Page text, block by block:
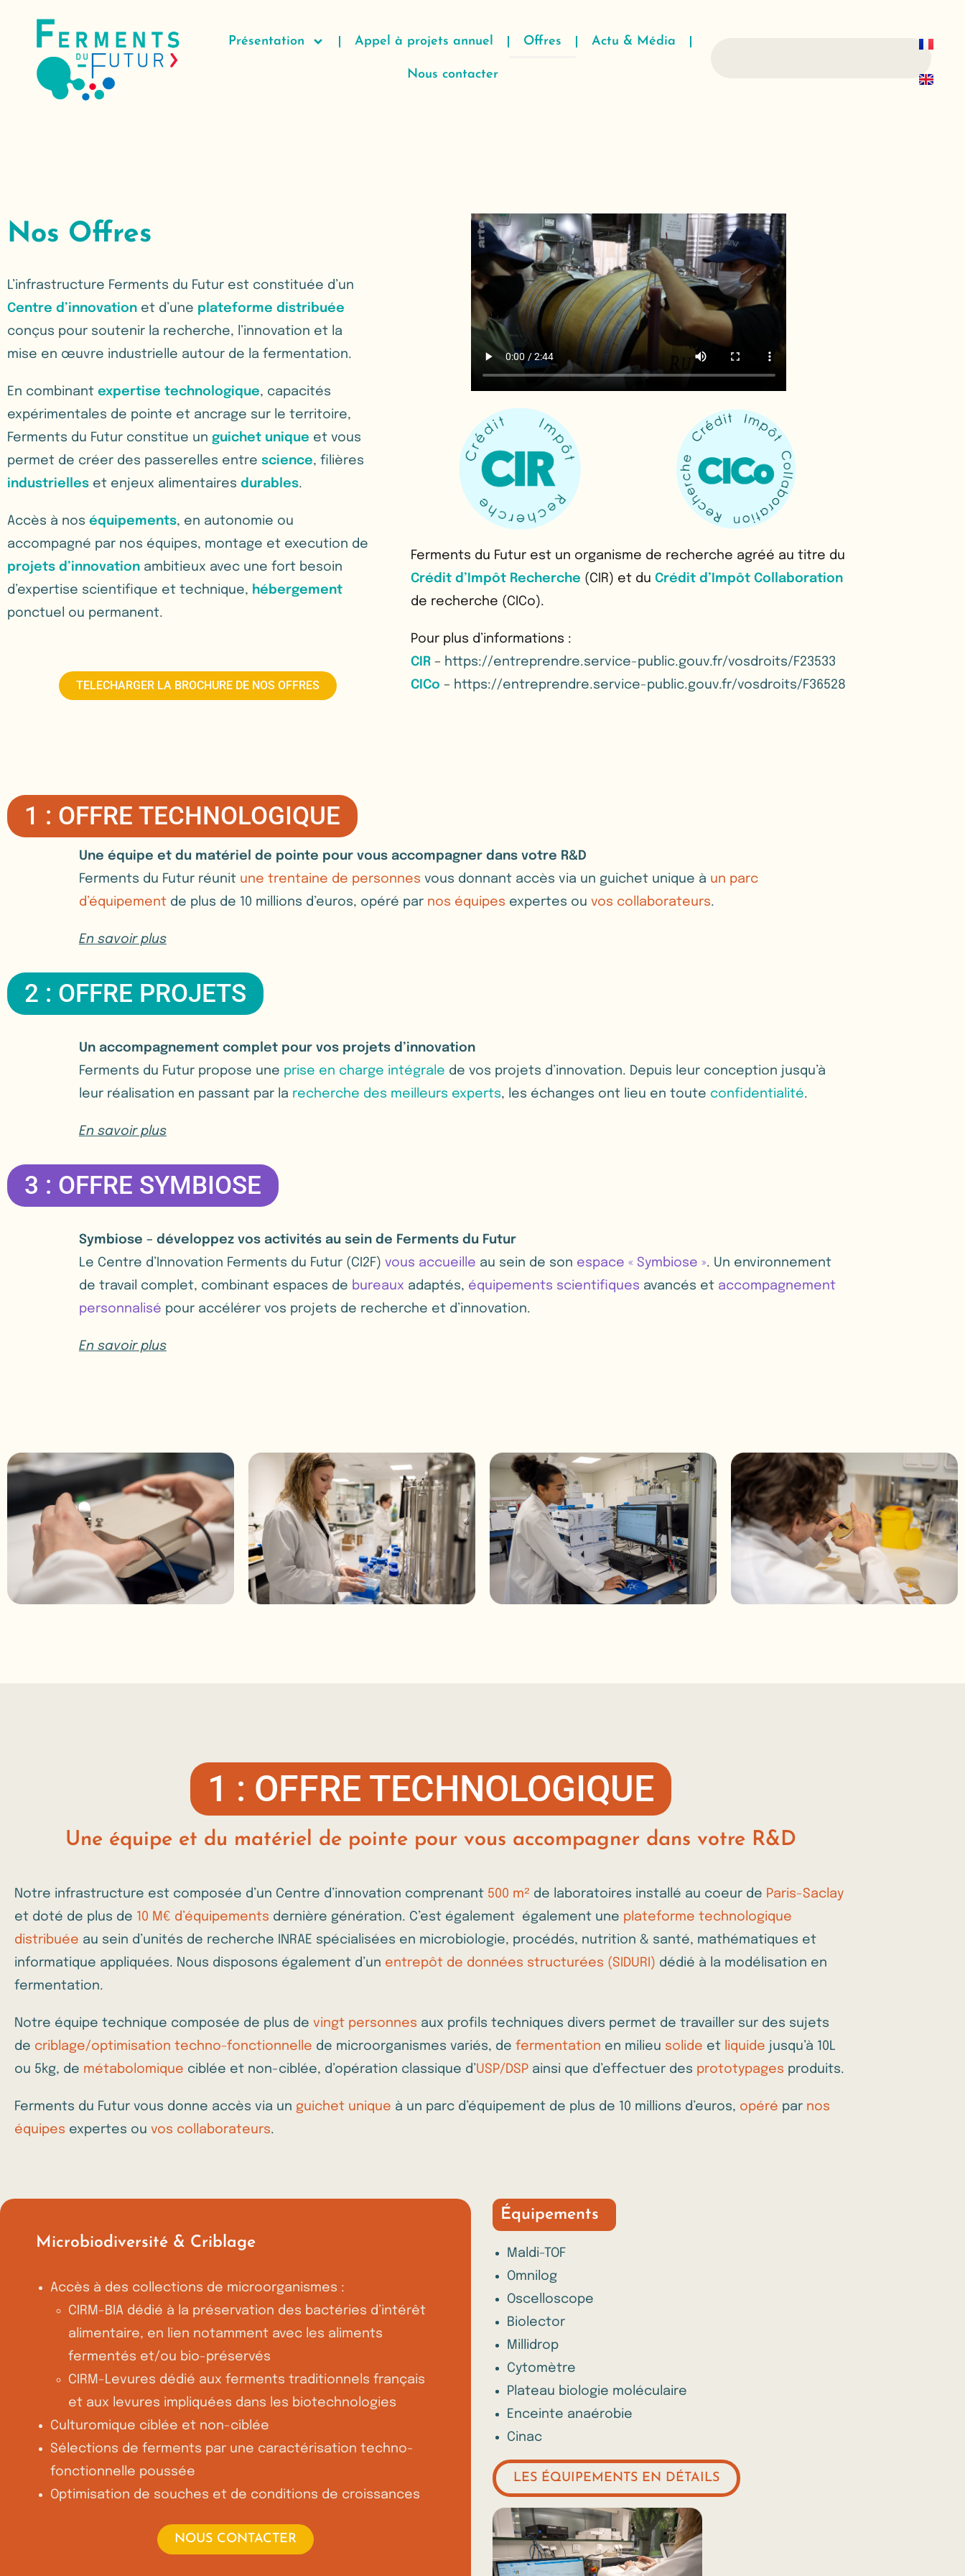
Présentation Appel à projets annuel Offres Actu & Média
Nous contacter
Nos Offres
L’infrastructure Ferments du Futur est constituée d’un
Centre d’innovation et d’une plateforme distribuée
conçus pour soutenir la recherche, l’innovation et la
mise en œuvre industrielle autour de la fermentation.
En combinant expertise technologique, capacités
expérimentales de pointe et ancrage sur le territoire,
Ferments du Futur constitue un guichet unique et vous
permet de créer des passerelles entre science, filières
industrielles et enjeux alimentaires durables.
Accès à nos équipements, en autonomie ou
accompagné par nos équipes, montage et execution de
projets d’innovation ambitieux avec une fort besoin
d’expertise scientifique et technique, hébergement
ponctuel ou permanent.
TELECHARGER LA BROCHURE DE NOS OFFRES
Ferments du Futur est un organisme de recherche agréé au titre du
Crédit d’Impôt Recherche (CIR) et du Crédit d’Impôt Collaboration
de recherche (CICo).
Pour plus d’informations :
CIR– https://entreprendre.service-public.gouv.fr/vosdroits/F23533
CICo – https://entreprendre.service-public.gouv.fr/vosdroits/F36528
1 : OFFRE TECHNOLOGIQUE
Une équipe et du matériel de pointe pour vous accompagner dans votre R&D
Ferments du Futur réunit une trentaine de personnes vous donnant accès via un guichet unique à un parc
d’équipementde plus de 10 millions d’euros, opéré parnos équipes expertes ou vos collaborateurs.
En savoir plus
2 : OFFRE PROJETS
Un accompagnement complet pour vos projets d’innovation
Ferments du Futur propose une prise en charge intégrale de vos projets d’innovation. Depuis leur conception jusqu’à
leur réalisation en passant par la recherche des meilleurs experts, les échanges ont lieu en toute confidentialité.
En savoir plus
3 : OFFRE SYMBIOSE
Symbiose – développez vos activités au sein de Ferments du Futur
Le Centre d’Innovation Ferments du Futur (CI2F) vous accueille au sein de son espace « Symbiose ». Un environnement
de travail complet, combinant espaces de bureaux adaptés, équipements scientifiques avancés et accompagnement
personnalisé pour accélérer vos projets de recherche et d’innovation.
En savoir plus
1 : OFFRE TECHNOLOGIQUE
Une équipe et du matériel de pointe pour vous accompagner dans votre R&D
Notre infrastructure est composée d’un Centre d’innovation comprenant 500 m² de laboratoires installé au coeur de Paris-Saclay
et doté de plus de 10 M€ d’équipements dernière génération. C’est également également une plateforme technologique
distribuée au sein d’unités de recherche INRAE spécialisées en microbiologie, procédés, nutrition & santé, mathématiques et
informatique appliquées. Nous disposons également d’un entrepôt de données structurées (SIDURI) dédié à la modélisation en
fermentation.
Notre équipe technique composée de plus de vingt personnes aux profils techniques divers permet de travailler sur des sujets
de criblage/optimisation techno-fonctionnelle de microorganismes variés, de fermentation en milieu solide et liquide jusqu’à 10L
ou 5kg, de métabolomique ciblée et non-ciblée, d’opération classique d’USP/DSPainsi que d’effectuer des prototypages produits.
Ferments du Futur vous donne accès via un guichet unique à un parc d’équipement de plus de 10 millions d’euros, opéré par nos
équipes expertes ou vos collaborateurs.
Microbiodiversité & Criblage
Accès à des collections de microorganismes :
CIRM-BIA dédié à la préservation des bactéries d’intérêt
alimentaire, en lien notamment avec les aliments
fermentés et/ou bio-préservés
CIRM-Levures dédié aux ferments traditionnels français
et aux levures impliquées dans les biotechnologies
Culturomique ciblée et non-ciblée
Sélections de ferments par une caractérisation techno-
fonctionnelle poussée
Optimisation de souches et de conditions de croissances
NOUS CONTACTER
Équipements
Maldi-TOF
Omnilog
Oscelloscope
Biolector
Millidrop
Cytomètre
Plateau biologie moléculaire
Enceinte anaérobie
Cinac
LES ÉQUIPEMENTS EN DÉTAILS